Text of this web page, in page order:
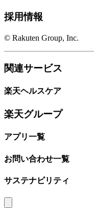
採用情報
© Rakuten Group, Inc.
関連サービス
楽天ヘルスケア
楽天グループ
アプリ一覧
お問い合わせ一覧
サステナビリティ